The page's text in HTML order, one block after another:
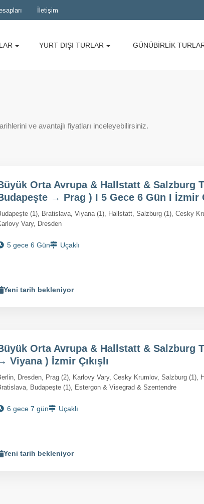
İletişim
YURT DIŞI TURLAR GÜNÜBİRLİK
ve avantajlı fiyatları inceleyebilirsiniz.
Orta Avrupa & Hallstatt & Salzburg
→ Prag ) I 5 Gece 6 Gün I İzmir
(1), Bratislava, Viyana (1), Hallstatt, Salzburg (1), Cesky
Vary, Dresden
5 gece 6 Gün Uçaklı
Yeni tarih bekleniyor
Orta Avrupa & Hallstatt & Salzburg
Viyana ) İzmir Çıkışlı
Dresden, Prag (2), Karlovy Vary, Cesky Krumlov, Salzburg (1),
Budapeşte (1), Estergon & Visegrad & Szentendre
6 gece 7 gün Uçaklı
Yeni tarih bekleniyor